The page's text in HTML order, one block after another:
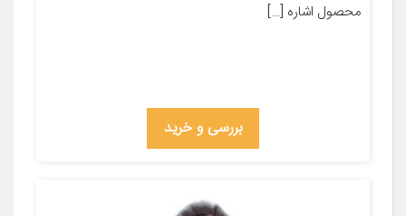
محصول اشاره […]
بررسی و خرید